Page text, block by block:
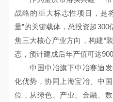
战略的重大标志性项目，是
量”的关键载体，总投资超300
焦三大核心产业方向，构建“
态，预计建成后年产值可达900
中国中冶旗下中冶赛迪发
化优势，协同上海宝冶、中
位，从绿色、产业、金融、